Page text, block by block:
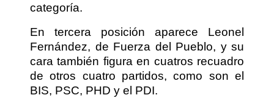
categoría.
En tercera posición aparece Leonel
Fernández, de Fuerza del Pueblo, y su
cara también figura en cuatros recuadro
de otros cuatro partidos, como son el
BIS, PSC, PHD y el PDI.